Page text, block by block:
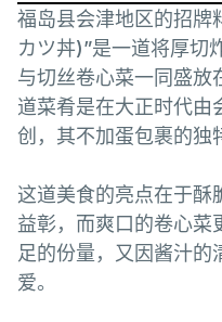
福岛县会津地区的招牌
カツ丼)”是一道将厚切
与切丝卷心菜一同盛放
道菜肴是在大正时代由
创，其不加蛋包裹的独
这道美食的亮点在于酥
益彰，而爽口的卷心菜
足的份量，又因酱汁的
爱。